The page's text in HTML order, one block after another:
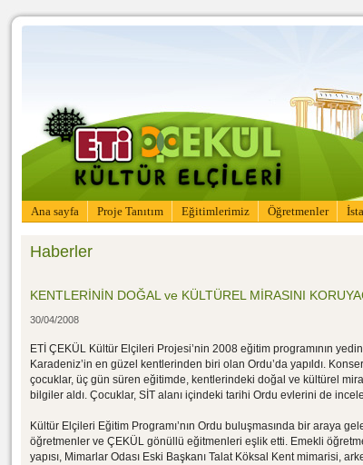
Ana sayfa Proje Tanıtım Eğitimlerimiz Öğretmenler
Haberler
KENTLERİNİN DOĞAL ve KÜLTÜREL MİRASINI
30/04/2008
ETİ ÇEKÜL Kültür Elçileri Projesi’nin 2008 eğitim programının
Karadeniz’in en güzel kentlerinden biri olan Ordu’da yapıldı.
çocuklar, üç gün süren eğitimde, kentlerindeki doğal ve kültürel
bilgiler aldı. Çocuklar, SİT alanı içindeki tarihi Ordu evlerini de
Kültür Elçileri Eğitim Programı’nın Ordu buluşmasında bir araya
öğretmenler ve ÇEKÜL gönüllü eğitmenleri eşlik etti. Emekli
yapısı, Mimarlar Odası Eski Başkanı Talat Köksal Kent mimarisi,